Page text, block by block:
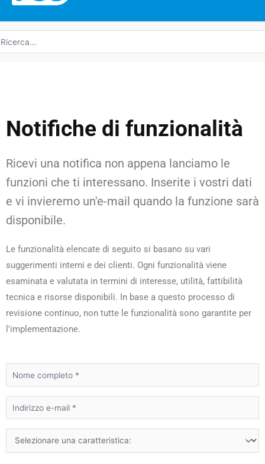
Notifiche di funzionalità
Ricevi una notifica non appena lanciamo le
funzioni che ti interessano. Inserite i vostri dati
e vi invieremo un'e-mail quando la funzione sarà
disponibile.
Le funzionalità elencate di seguito si basano su vari
suggerimenti interni e dei clienti. Ogni funzionalità viene
esaminata e valutata in termini di interesse, utilità, fattibilità
tecnica e risorse disponibili. In base a questo processo di
revisione continuo, non tutte le funzionalità sono garantite per
l'implementazione.